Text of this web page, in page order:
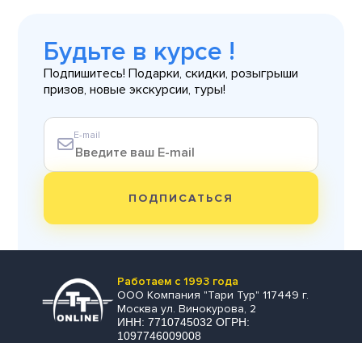
Будьте в курсе !
Подпишитесь! Подарки, скидки, розыгрыши
призов, новые экскурсии, туры!
E-mail
ПОДПИСАТЬСЯ
Работаем с 1993 года
ООО Компания "Тари Тур" 117449 г.
Москва ул. Винокурова, 2
ИНН: 7710745032 ОГРН:
1097746009008